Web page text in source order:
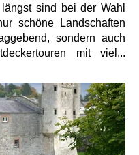
sind bei der Wahl
schöne Landschaften
sondern auch
mit viel...